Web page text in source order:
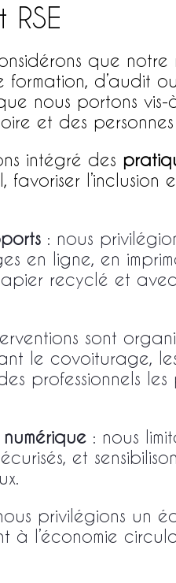
que notre
d’audit
nous portons vis-
et des
intégré des
favoriser l’inclusion
: nous
en ligne, en
recyclé et avec
sont
le covoiturage,
des professionnels
: nous
et
privilégions un
à l’économie